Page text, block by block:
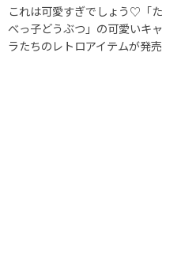
これは可愛すぎでしょう♡「た
べっ子どうぶつ」の可愛いキャ
ラたちのレトロアイテムが発売